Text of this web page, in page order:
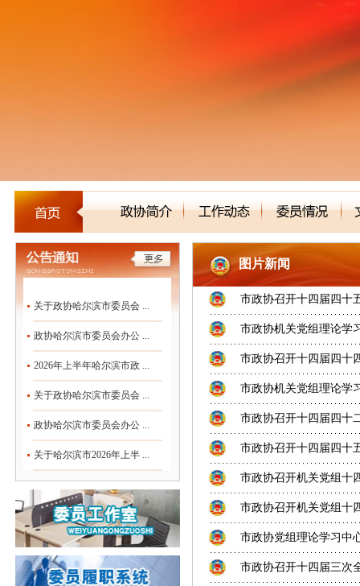
关于政协哈尔滨市委员会 ...
政协哈尔滨市委员会办公 ...
2026年上半年哈尔滨市政 ...
关于政协哈尔滨市委员会 ...
政协哈尔滨市委员会办公 ...
关于哈尔滨市2026年上半 ...
图片新闻
市政协召开十四届四十
市政协机关党组理论学
市政协召开十四届四十
市政协机关党组理论学
市政协召开十四届四十
市政协召开十四届四十
市政协召开机关党组十
市政协召开机关党组十
市政协党组理论学习中
市政协召开十四届三次